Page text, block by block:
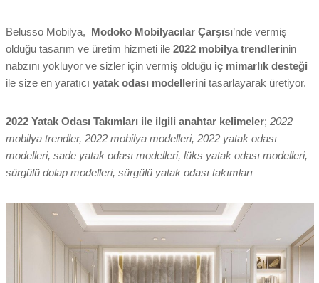
Belusso Mobilya, Modoko Mobilyacılar Çarşısı’nde vermiş
olduğu tasarım ve üretim hizmeti ile 2022 mobilya trendlerinin
nabzını yokluyor ve sizler için vermiş olduğuiç mimarlık desteği
ile size en yaratıcı yatak odası modellerini tasarlayarak üretiyor.
2022 Yatak Odası Takımları ile ilgili anahtar kelimeler; 2022
mobilya trendler, 2022 mobilya modelleri, 2022 yatak odası
modelleri, sade yatak odası modelleri, lüks yatak odası modelleri,
sürgülü dolap modelleri, sürgülü yatak odası takımları